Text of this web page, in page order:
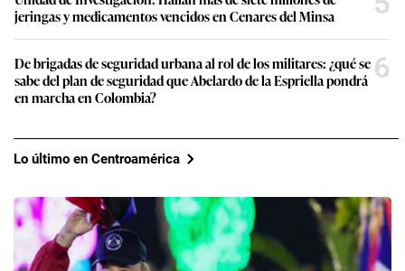
jeringas y medicamentos vencidos en Cenares del Minsa
De brigadas de seguridad urbana al rol de los militares: ¿qué se
sabe del plan de seguridad que Abelardo de la Espriella pondrá
en marcha en Colombia?
6
Lo último en Centroamérica